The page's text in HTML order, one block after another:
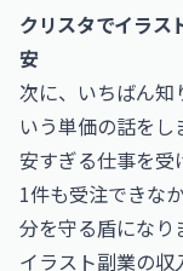
クリスタでイラス
安
次に、いちばん知
いう単価の話をし
安すぎる仕事を受
1件も受注できな
分を守る盾になり
イラスト副業の